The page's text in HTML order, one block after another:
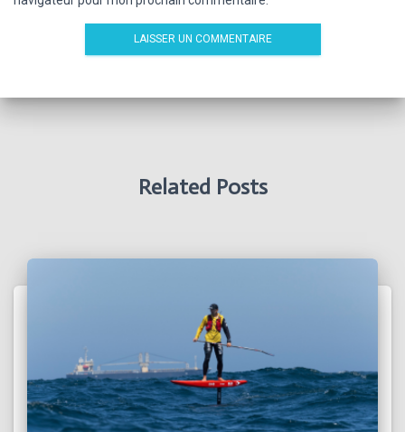
Related Posts